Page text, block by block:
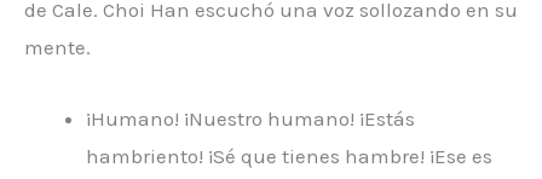
de Cale. Choi Han escuchó una voz sollozando en su
mente.
¡Humano! ¡Nuestro humano! ¡Estás
hambriento! ¡Sé que tienes hambre! ¡Ese es